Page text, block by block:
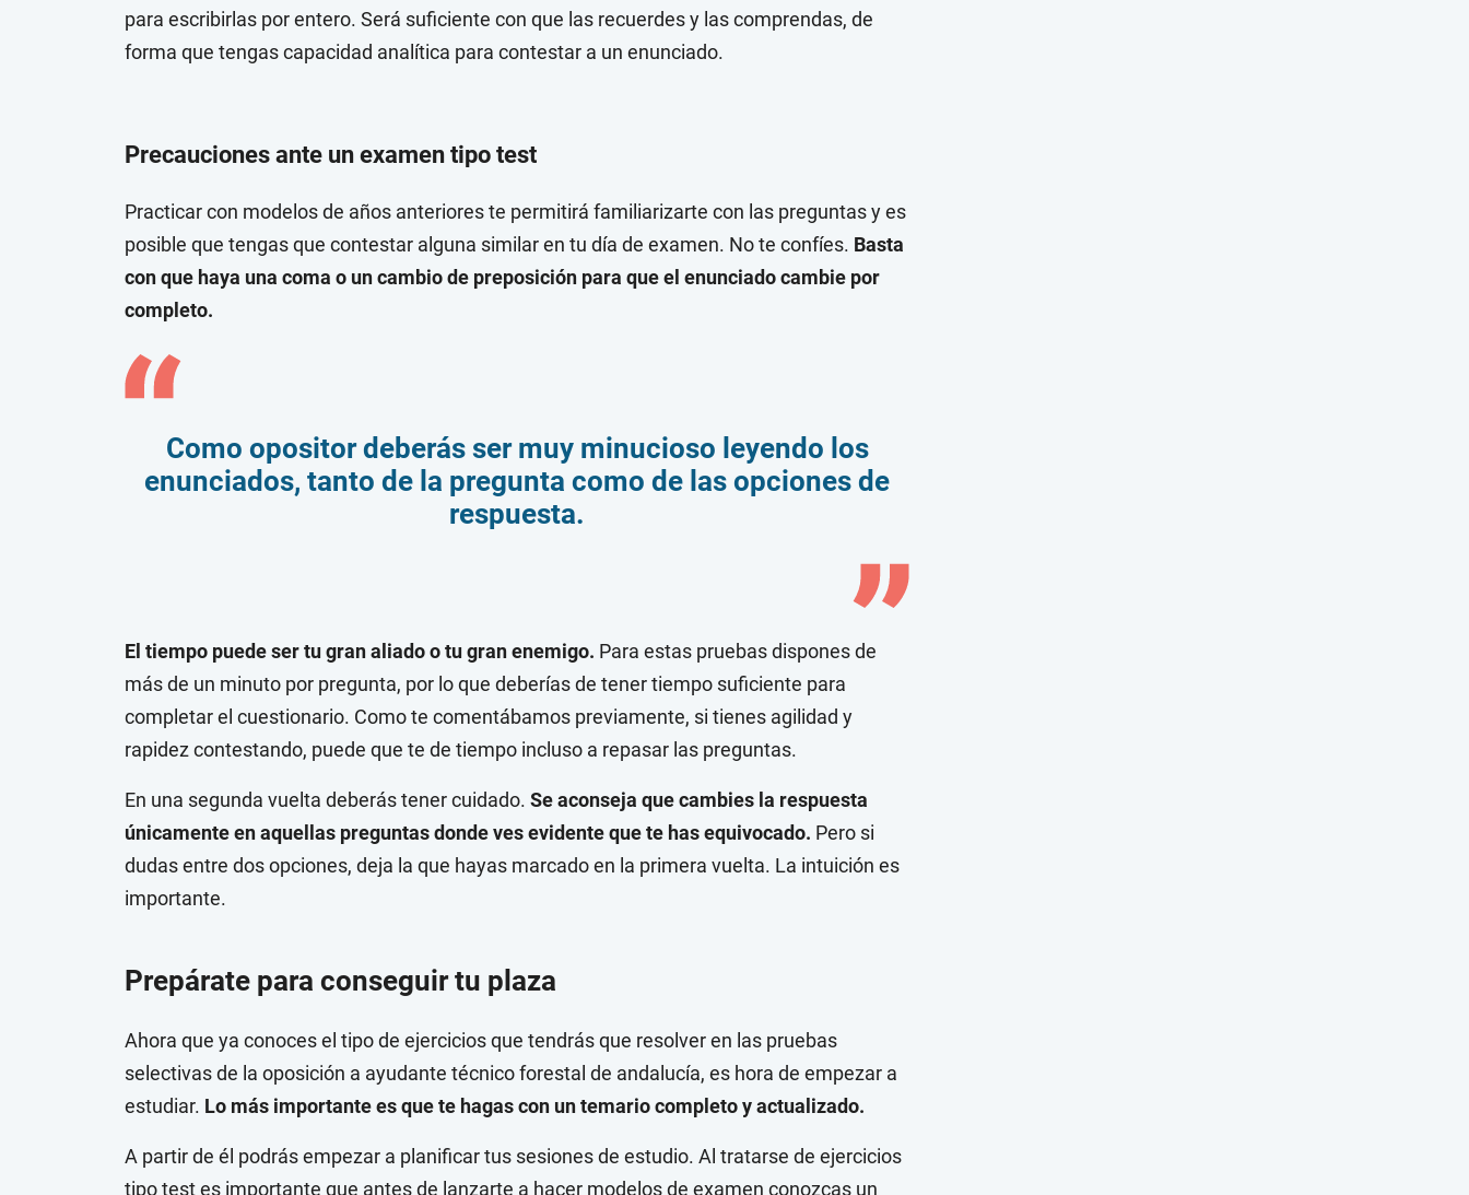
para escribirlas por entero. Será suficiente con que las recuerdes y las comprendas, de
forma que tengas capacidad analítica para contestar a un enunciado.
Precauciones ante un examen tipo test
Practicar con modelos de años anteriores te permitirá familiarizarte con las preguntas y es
posible que tengas que contestar alguna similar en tu día de examen. No te confíes. Basta
con que haya una coma o un cambio de preposición para que el enunciado cambie por
completo.
Como opositor deberás ser muy minucioso leyendo los
enunciados, tanto de la pregunta como de las opciones de
respuesta.
El tiempo puede ser tu gran aliado o tu gran enemigo. Para estas pruebas dispones de
más de un minuto por pregunta, por lo que deberías de tener tiempo suficiente para
completar el cuestionario. Como te comentábamos previamente, si tienes agilidad y
rapidez contestando, puede que te de tiempo incluso a repasar las preguntas.
En una segunda vuelta deberás tener cuidado. Se aconseja que cambies la respuesta
únicamente en aquellas preguntas donde ves evidente que te has equivocado. Pero si
dudas entre dos opciones, deja la que hayas marcado en la primera vuelta. La intuición es
importante.
Prepárate para conseguir tu plaza
Ahora que ya conoces el tipo de ejercicios que tendrás que resolver en las pruebas
selectivas de la oposición a ayudante técnico forestal de andalucía, es hora de empezar a
estudiar. Lo más importante es que te hagas con un temario completo y actualizado.
A partir de él podrás empezar a planificar tus sesiones de estudio. Al tratarse de ejercicios
tipo test es importante que antes de lanzarte a hacer modelos de examen conozcas un